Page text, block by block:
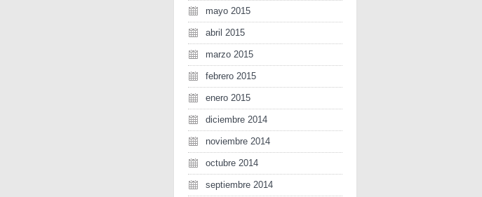
mayo 2015
abril 2015
marzo 2015
febrero 2015
enero 2015
diciembre 2014
noviembre 2014
octubre 2014
septiembre 2014